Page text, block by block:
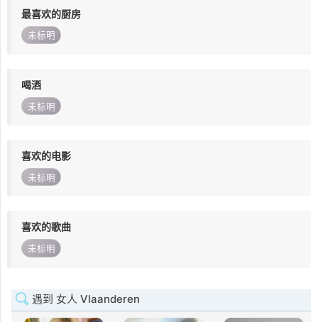
最喜欢的厨房
未标明
喝酒
未标明
喜欢的电影
未标明
喜欢的歌曲
未标明
遇到 女人 Vlaanderen